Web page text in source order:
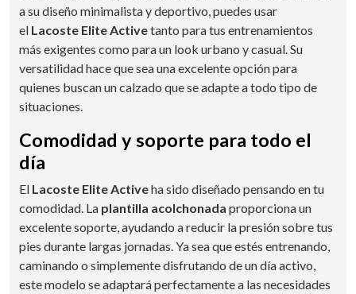
a su diseño minimalista y deportivo, puedes usar
el Lacoste Elite Activetanto para tus entrenamientos
más exigentes como para un look urbano y casual. Su
versatilidad hace que sea una excelente opción para
quienes buscan un calzado que se adapte a todo tipo de
situaciones.
Comodidad y soporte para todo el
día
El Lacoste Elite Activeha sido diseñado pensando en tu
comodidad. La plantilla acolchonada proporciona un
excelente soporte, ayudando a reducir la presión sobre tus
pies durante largas jornadas. Ya sea que estés entrenando,
caminando o simplemente disfrutando de un día activo,
este modelo se adaptará perfectamente a las necesidades